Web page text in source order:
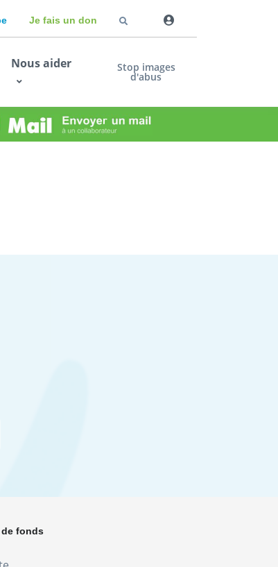
Je fais un don
Nous aider Stop images
d'abus
de fonds